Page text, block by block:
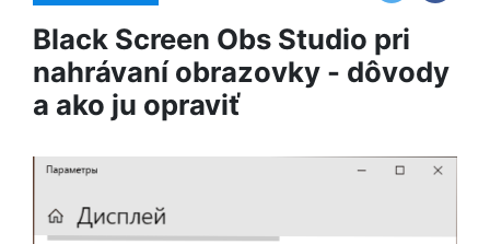
Black Screen Obs Studio pri
nahrávaní obrazovky - dôvody
a ako ju opraviť